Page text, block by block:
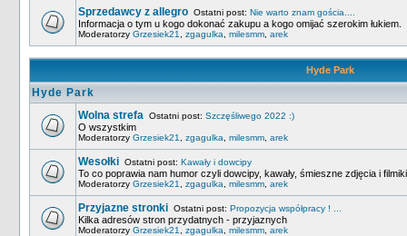
Sprzedawcy z allegro Ostatni post: Nie warto znam gościa....
Informacja o tym u kogo dokonać zakupu a kogo omijać szerokim łukiem.
Moderatorzy Grzesiek21 zgagulka milesmm arek
Hyde Park
Hyde Park
Wolna strefa Ostatni post: Szczęśliwego 2022 :)
O wszystkim
Moderatorzy Grzesiek21 zgagulka milesmm arek
Wesołki Ostatni post: Kawały i dowcipy
To co poprawia nam humor czyli dowcipy, kawały, śmieszne zdjęcia i
Moderatorzy Grzesiek21 zgagulka milesmm arek
Przyjazne stronki Ostatni post: Propozycja współpracy ! ...
Kilka adresów stron przydatnych - przyjaznych
Moderatorzy Grzesiek21 zgagulka milesmm arek